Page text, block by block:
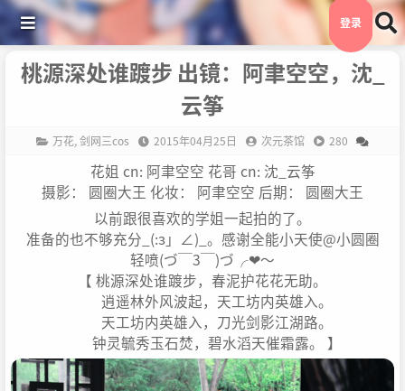
登录
桃源深处谁踱步 出镜：阿聿空空，沈_
云筝
万花,剑网三cos 2015年04月25日 次元茶馆 280
花姐 cn: 阿聿空空 花哥 cn: 沈_云筝
摄影： 圆圈大王 化妆： 阿聿空空 后期： 圆圈大王
以前跟很喜欢的学姐一起拍的了。
准备的也不够充分_(:з」∠)_。感谢全能小天使@小圆圈
轻喷(づ￣3￣)づ╭❤～
【 桃源深处谁踱步，春泥护花花无助。
逍遥林外风波起，天工坊内英雄入。
天工坊内英雄入，刀光剑影江湖路。
钟灵毓秀玉石焚，碧水滔天催霜露。 】